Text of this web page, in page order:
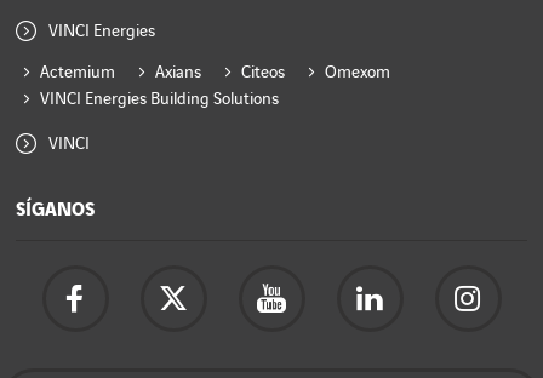
VINCI Energies
Actemium Axians Citeos
Omexom
VINCI Energies Building Solutions
VINCI
SÍGANOS